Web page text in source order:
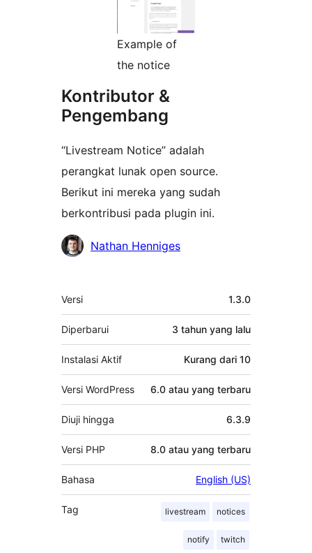
Example of
the notice
Kontributor &
Pengembang
“Livestream Notice” adalah
perangkat lunak open source.
Berikut ini mereka yang sudah
berkontribusi pada plugin ini.
KontributorNathan Henniges
Meta
Versi 1.3.0
Diperbarui 3 tahun yang lalu
Instalasi Aktif Kurang dari 10
Versi WordPress 6.0 atau yang terbaru
Diuji hingga 6.3.9
Versi PHP 8.0 atau yang terbaru
Bahasa English (US)
Tag livestream notices
notify twitch